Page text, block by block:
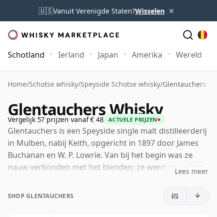
🇺🇸Vanuit Verenigde Staten?Wisselen ×
Schotland Ierland Japan Amerika Wereld
Home/Schotse whisky/Speyside Schotse whisky/Glentauchers
Glentauchers Whisky
Vergelijk 57 prijzen vanaf € 48 ACTUELE PRIJZEN
Glentauchers is een Speyside single malt distilleerderij
in Mulben, nabij Keith, opgericht in 1897 door James
Buchanan en W. P. Lowrie. Van bij het begin was ze
nauw verbonden met het blenden: ze werd opgericht
Buchanan, op een moment dat Scotch whisky zowel
Lees meer
SHOP GLENTAUCHERS